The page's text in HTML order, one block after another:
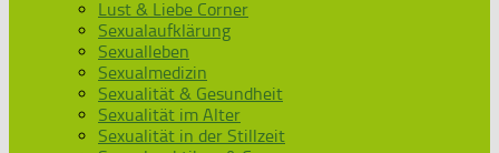
Lust & Liebe Corner
Sexualaufklärung
Sexualleben
Sexualmedizin
Sexualität & Gesundheit
Sexualität im Alter
Sexualität in der Stillzeit